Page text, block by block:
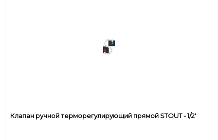
Клапан ручной терморегулирующий прямой STOUT - 1/2'